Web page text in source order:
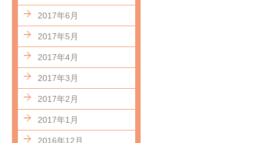
2017年6月
2017年5月
2017年4月
2017年3月
2017年2月
2017年1月
2016年12月